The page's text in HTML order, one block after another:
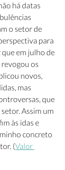
há datas
o setor de
para
em julho de
os
novos,
mas
que
Assim um
às idas e
concreto
(Valor